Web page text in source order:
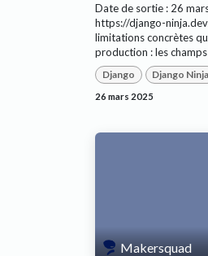
Date de sortie : 26
https://django-
limitations concrètes
production : les
Django Django Ninja
26 mars 2025
Makersquad